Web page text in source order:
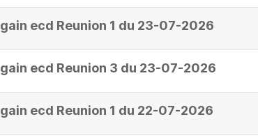
ecd Reunion 1 du 23-07-2026
ecd Reunion 3 du 23-07-2026
ecd Reunion 1 du 22-07-2026